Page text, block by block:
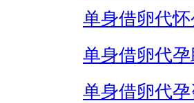
单身借卵代怀
单身借卵代
单身借卵代孕